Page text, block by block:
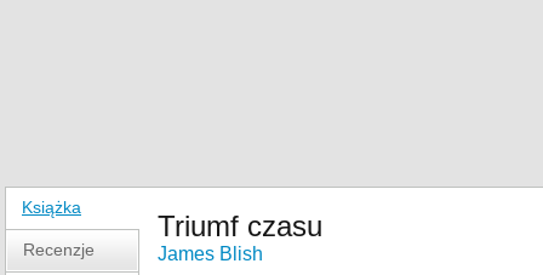
Książka
Recenzje
Triumf czasu
James Blish